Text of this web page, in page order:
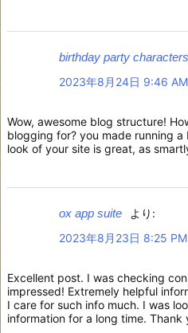
birthday party characters
2023年8月24日 9:46 AM
Wow, awesome blog structure!
blogging for? you made running
look of your site is great, as
ox app suite
より:
2023年8月23日 8:25 PM
Excellent post. I was checking
impressed! Extremely helpful
I care for such info much. I was
information for a long time.